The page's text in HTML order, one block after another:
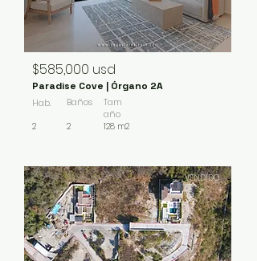
$585,000 usd
Paradise Cove | Órgano 2A
Hab.
2
Baños
2
Tam
año
128 m2
VENDIDO